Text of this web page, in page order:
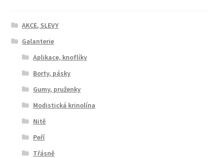
AKCE, SLEVY
Galanterie
Aplikace, knoflíky
Borty, pásky
Gumy, pruženky
Modistická krinolína
Nitě
Peří
Třásně